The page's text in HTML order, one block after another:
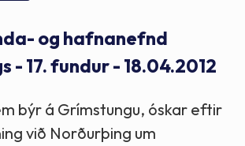
og hafnanefnd
- 17. fundur - 18.04.2012
býr á Grímstungu, óskar eftir
við Norðurþing um